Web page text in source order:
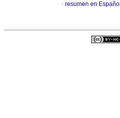
· resumen en Español